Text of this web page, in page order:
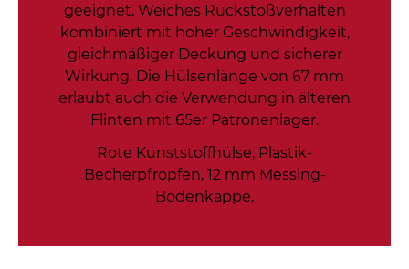
geeignet. Weiches Rückstoßverhalten
kombiniert mit hoher Geschwindigkeit,
gleichmäßiger Deckung und sicherer
Wirkung. Die Hülsenlänge von 67 mm
erlaubt auch die Verwendung in älteren
Flinten mit 65er Patronenlager.
Rote Kunststoffhülse, Plastik-
Becherpfropfen, 12 mm Messing-
Bodenkappe.